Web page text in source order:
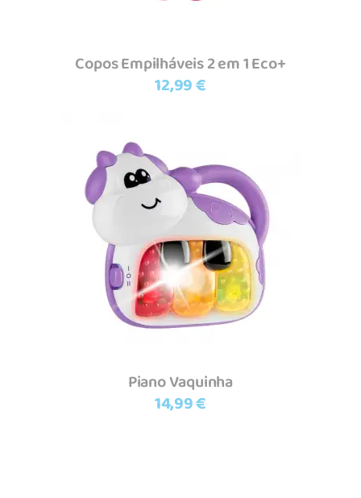
Copos Empilháveis 2 em 1 Eco+
12,99€
Adicionar
Piano Vaquinha
14,99€